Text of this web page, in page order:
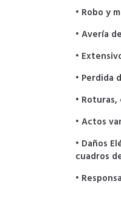
• Robo y
• Avería
•
• Perdida
•
• Actos
• Daños
cuadros
•